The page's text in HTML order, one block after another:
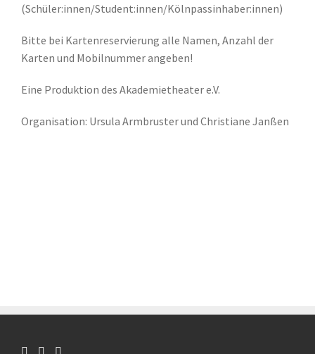
(Schüler:innen/Student:innen/Kölnpassinhaber:innen)
Bitte bei Kartenreservierung alle Namen, Anzahl der
Karten und Mobilnummer angeben!
Eine Produktion des Akademietheater e.V.
Organisation: Ursula Armbruster und Christiane Janßen